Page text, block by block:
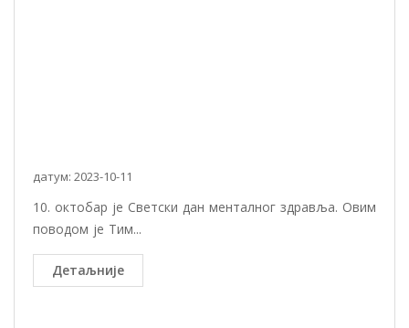
датум: 2023-10-11
10. октобар је Светски дан менталног здравља. Овим
поводом је Тим...
Детаљније